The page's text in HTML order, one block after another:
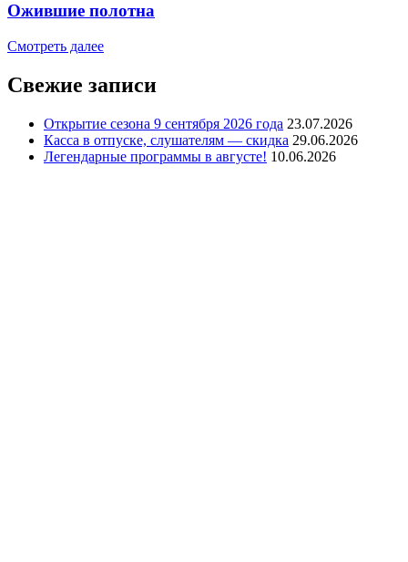
Ожившие полотна
Смотреть далее
Свежие записи
Открытие сезона 9 сентября 2026 года 23.07.2026
Касса в отпуске, слушателям — скидка 29.06.2026
Легендарные программы в августе! 10.06.2026